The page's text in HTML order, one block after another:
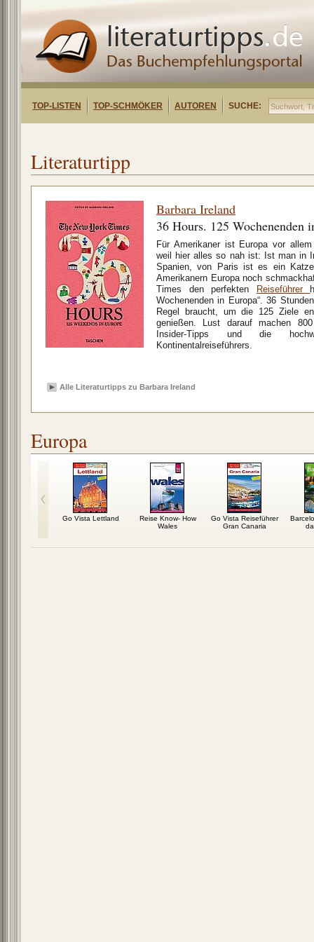
TOP-LISTEN TOP-SCHMÖKER AUTOREN SUCHE:
Literaturtipp
Barbara Ireland
36 Hours. 125 Wochenenden
Für Amerikaner ist Europa vor
weil hier alles so nah ist: Ist man in
Spanien, von Paris ist es ein
Amerikanern Europa noch
Times den perfekten
Reiseführer
Wochenenden in Europa“. 36
Regel braucht, um die 125 Ziele
genießen. Lust darauf machen
Insider-Tipps und die
Kontinentalreiseführers.
Alle Literaturtipps zu Barbara Ireland
Europa
Go Vista Lettland
Reise Know- How
Wales
Go Vista Reiseführer
Gran Canaria